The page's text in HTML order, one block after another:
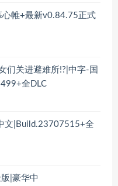
心帷+最新v0.84.75正式
们关进避难所!?|中字-国
全DLC
文|Build.23707515+全
|豪华中